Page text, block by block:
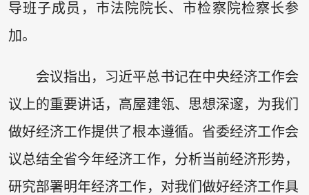
导班子成员，市法院院长、市检察院检察长参
加。
会议指出，习近平总书记在中央经济工作会
议上的重要讲话，高屋建瓴、思想深邃，为我们
做好经济工作提供了根本遵循。省委经济工作会
议总结全省今年经济工作，分析当前经济形势，
研究部署明年经济工作，对我们做好经济工作具